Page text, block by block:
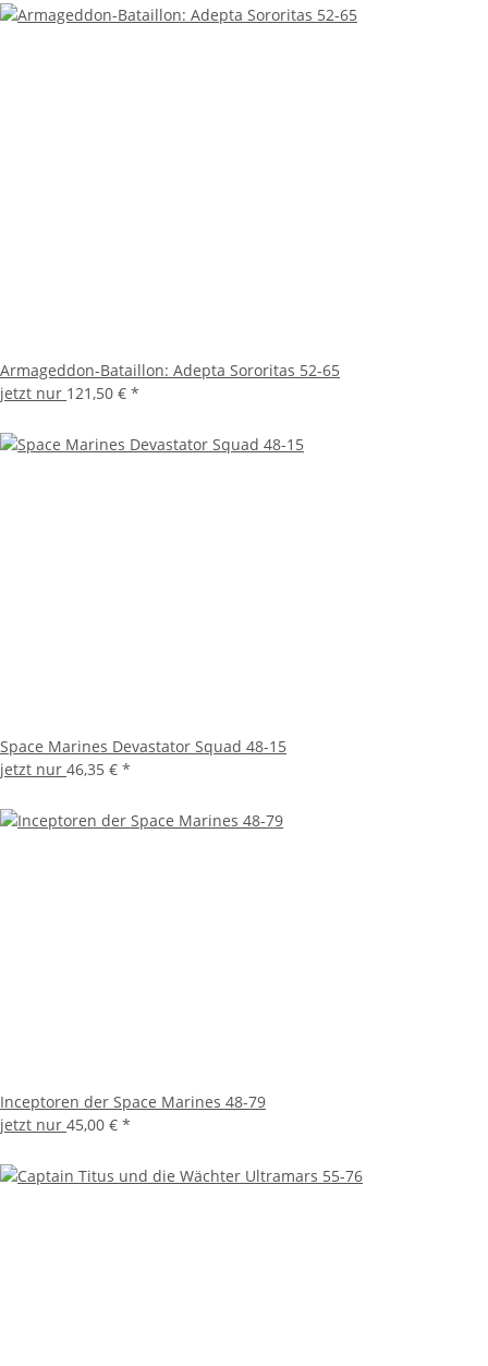
Armageddon-Bataillon: Adepta Sororitas 52-65
jetzt nur 121,50 € *
Space Marines Devastator Squad 48-15
jetzt nur 46,35 € *
Inceptoren der Space Marines 48-79
jetzt nur 45,00 € *